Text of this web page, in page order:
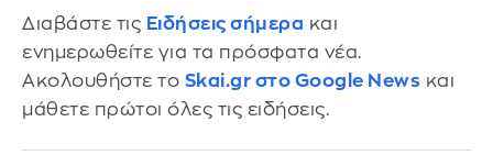
Διαβάστε τις Ειδήσεις σήμερα και
ενημερωθείτε για τα πρόσφατα νέα.
Ακολουθήστε το Skai.gr στο Google News και
μάθετε πρώτοι όλες τις ειδήσεις.